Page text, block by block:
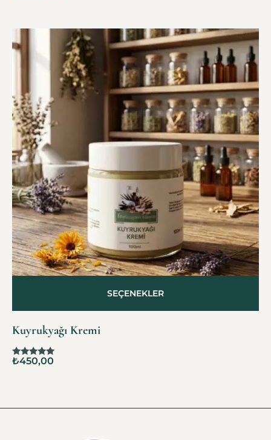
Kuyrukyağı Kremi
5 üzerinden
₺450,00
SEÇENEKLER